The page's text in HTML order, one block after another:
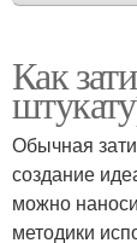
Как
Обычная
создание
можно
методики